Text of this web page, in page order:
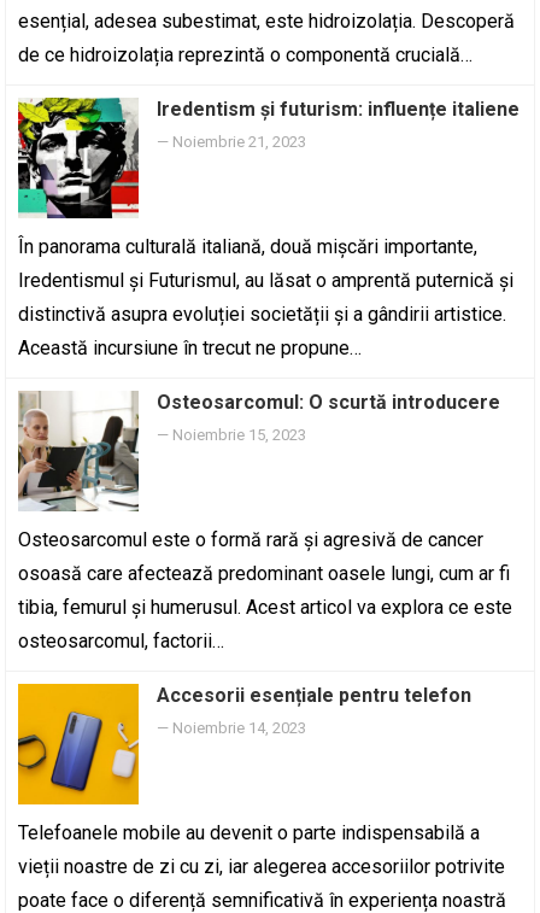
esențial, adesea subestimat, este hidroizolația. Descoperă
de ce hidroizolația reprezintă o componentă crucială…
Iredentism și futurism: influențe italiene
— Noiembrie 21, 2023
În panorama culturală italiană, două mișcări importante,
Iredentismul și Futurismul, au lăsat o amprentă puternică și
distinctivă asupra evoluției societății și a gândirii artistice.
Această incursiune în trecut ne propune…
Osteosarcomul: O scurtă introducere
— Noiembrie 15, 2023
Osteosarcomul este o formă rară și agresivă de cancer
osoasă care afectează predominant oasele lungi, cum ar fi
tibia, femurul și humerusul. Acest articol va explora ce este
osteosarcomul, factorii…
Accesorii esențiale pentru telefon
— Noiembrie 14, 2023
Telefoanele mobile au devenit o parte indispensabilă a
vieții noastre de zi cu zi, iar alegerea accesoriilor potrivite
poate face o diferență semnificativă în experiența noastră